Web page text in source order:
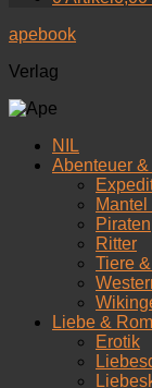
apebook
Verlag
NIL
Abenteuer &
Piraten
Ritter
Tiere
Liebe &
Erotik